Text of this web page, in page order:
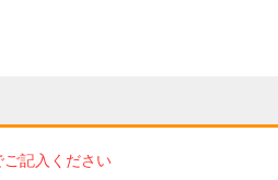
記入ください